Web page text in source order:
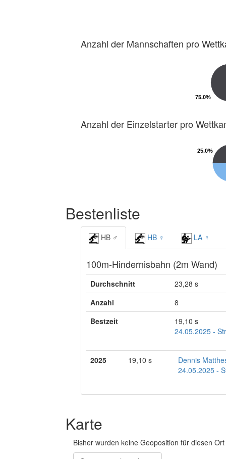
Anzahl der Mannschaften pro
75.0%
75.0%
Anzahl der Einzelstarter pro
25.0%
25.0%
Bestenliste
HB ♂ HB ♀ LA ♀
100m-Hindernisbahn (2m Wand)
Durchschnitt
23,28 s
Anzahl
8
Bestzeit
19,10 s
24.05.2025 -
2025 19,10 s
Dennis
24.05.2025 -
Karte
Bisher wurden keine Geoposition für diesen